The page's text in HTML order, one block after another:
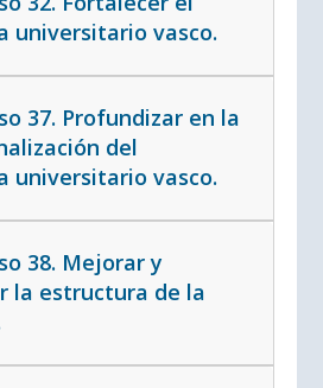
universitario vasco.
37. Profundizar en la
del
universitario vasco.
38. Mejorar y
la estructura de la